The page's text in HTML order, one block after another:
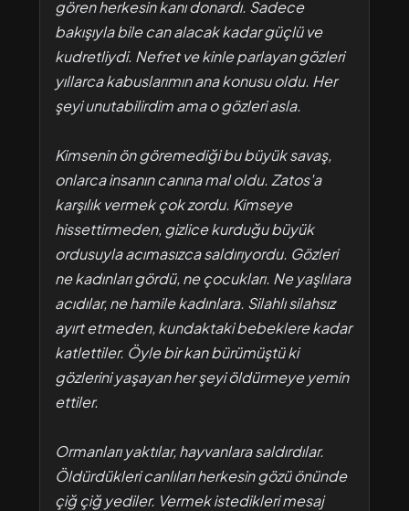
gören herkesin kanı donardı. Sadece
bakışıyla bile can alacak kadar güçlü ve
kudretliydi. Nefret ve kinle parlayan gözleri
yıllarca kabuslarımın ana konusu oldu. Her
şeyi unutabilirdim ama o gözleri asla.
Kimsenin ön göremediği bu büyük savaş,
onlarca insanın canına mal oldu. Zatos'a
karşılık vermek çok zordu. Kimseye
hissettirmeden, gizlice kurduğu büyük
ordusuyla acımasızca saldırıyordu. Gözleri
ne kadınları gördü, ne çocukları. Ne yaşlılara
acıdılar, ne hamile kadınlara. Silahlı silahsız
ayırt etmeden, kundaktaki bebeklere kadar
katlettiler. Öyle bir kan bürümüştü ki
gözlerini yaşayan her şeyi öldürmeye yemin
ettiler.
Ormanları yaktılar, hayvanlara saldırdılar.
Öldürdükleri canlıları herkesin gözü önünde
çiğ çiğ yediler. Vermek istedikleri mesaj